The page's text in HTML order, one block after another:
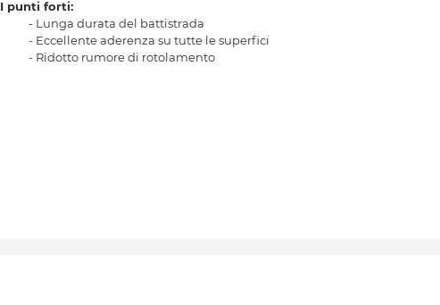
I punti forti:
- Lunga durata del battistrada
- Eccellente aderenza su tutte le superfici
- Ridotto rumore di rotolamento